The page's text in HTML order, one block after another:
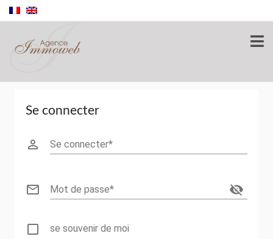
Se connecter
Se connecter
perm_identity
Mot de passe
mail_outline visibility_off
se souvenir de moi
check_box_outline_blank